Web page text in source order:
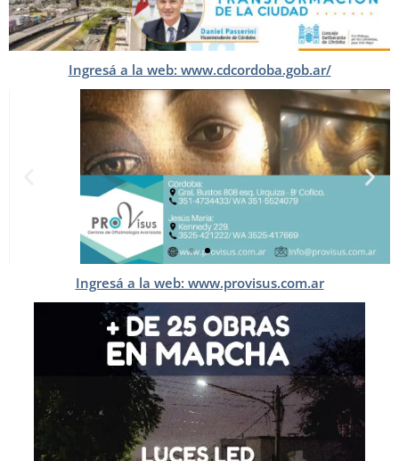
Ingresá a la web: www.cdcordoba.gob.ar/
Ingresá a la web: www.provisus.com.ar